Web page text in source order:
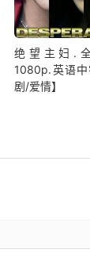
绝望主妇.
1080p.英语
剧/爱情】